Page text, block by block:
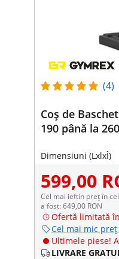
(4)
Coș de
190 până la
Dimensiuni (LxlxÎ)
599,00
Cel mai ieftin preț în
a fost: 649,00 RON
Ofertă limitată
Cel mai mic
Ultimele piese!
LIVRARE